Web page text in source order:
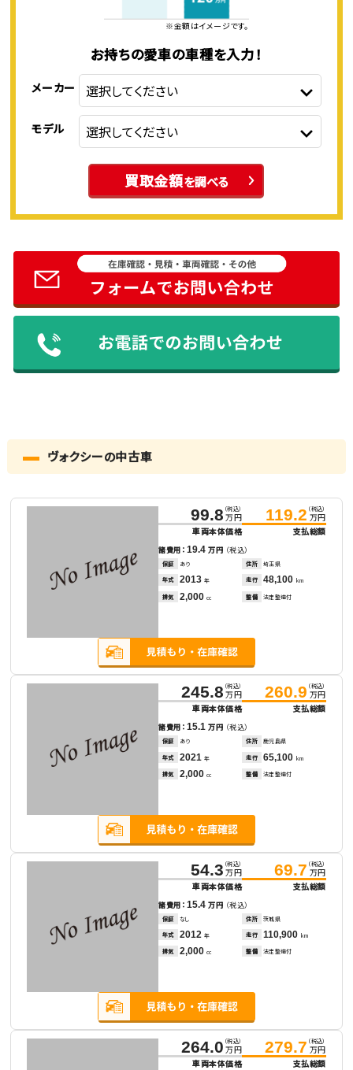
※金額はイメージです。
お持ちの愛車の車種を入力！
メーカー
モデル
買取金額を調べる
ヴォクシーの中古車
99.8 （税込）
万円
車両本体価格
119.2 （税込）
万円
支払総額
諸費用：19.4万円 （税込）
保証 あり 住所 埼玉県
年式 2013 年 走行 48,100 km
排気 2,000 cc 整備 法定整備付
245.8 （税込）
万円
車両本体価格
260.9 （税込）
万円
支払総額
諸費用：15.1万円 （税込）
保証 あり 住所 鹿児島県
年式 2021 年 走行 65,100 km
排気 2,000 cc 整備 法定整備付
54.3 （税込）
万円
車両本体価格
69.7 （税込）
万円
支払総額
諸費用：15.4万円 （税込）
保証 なし 住所 茨城県
年式 2012 年 走行 110,900 km
排気 2,000 cc 整備 法定整備付
264.0 （税込）
万円
車両本体価格
279.7 （税込）
万円
支払総額